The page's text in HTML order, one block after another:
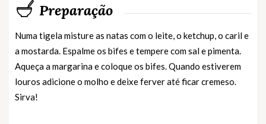
Preparação
Numa tigela misture as natas com o leite, o ketchup, o caril e
a mostarda. Espalme os bifes e tempere com sal e pimenta.
Aqueça a margarina e coloque os bifes. Quando estiverem
louros adicione o molho e deixe ferver até ficar cremeso.
Sirva!